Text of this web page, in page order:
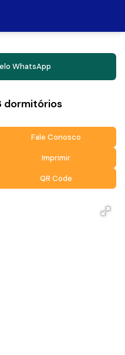
WhatsApp
dormitórios
Fale Conosco
Imprimir
QR Code